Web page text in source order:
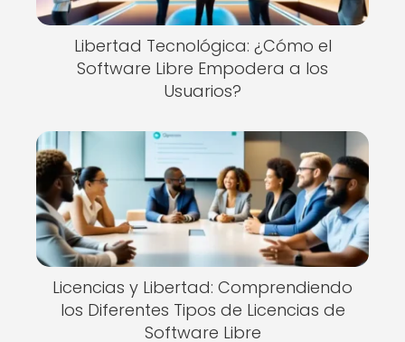
Libertad Tecnológica: ¿Cómo el
Software Libre Empodera a los
Usuarios?
Licencias y Libertad: Comprendiendo
los Diferentes Tipos de Licencias de
Software Libre